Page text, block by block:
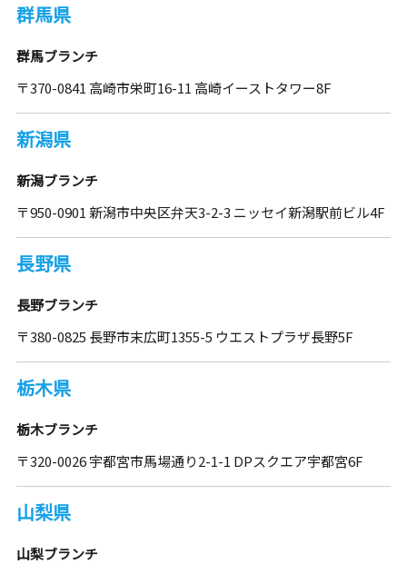
群馬県
群馬ブランチ
〒370-0841 高崎市栄町16-11 高崎イーストタワー8F
新潟県
新潟ブランチ
〒950-0901 新潟市中央区弁天3-2-3 ニッセイ新潟駅前ビル4F
長野県
長野ブランチ
〒380-0825 長野市末広町1355-5 ウエストプラザ長野5F
栃木県
栃木ブランチ
〒320-0026 宇都宮市馬場通り2-1-1 DPスクエア宇都宮6F
山梨県
山梨ブランチ